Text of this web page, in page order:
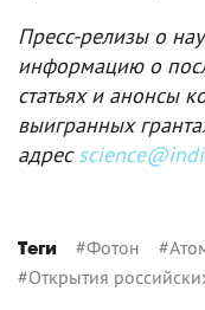
Пресс-релизы о
информацию о
статьях и анонсы
выигранных
адрес
Теги #Фотон #
#Открытия